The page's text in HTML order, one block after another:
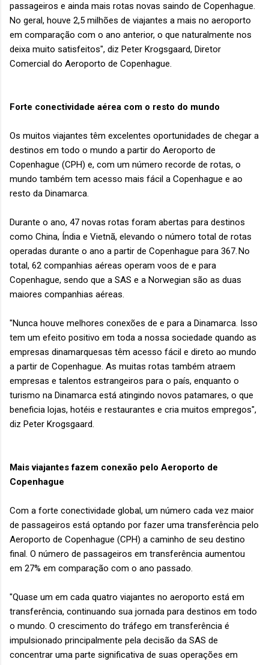
passageiros e ainda mais rotas novas saindo de Copenhague.
No geral, houve 2,5 milhões de viajantes a mais no aeroporto
em comparação com o ano anterior, o que naturalmente nos
deixa muito satisfeitos", diz Peter Krogsgaard, Diretor
Comercial do Aeroporto de Copenhague.
Forte conectividade aérea com o resto do mundo
Os muitos viajantes têm excelentes oportunidades de chegar a
destinos em todo o mundo a partir do Aeroporto de
Copenhague (CPH) e, com um número recorde de rotas, o
mundo também tem acesso mais fácil a Copenhague e ao
resto da Dinamarca.
Durante o ano, 47 novas rotas foram abertas para destinos
como China, Índia e Vietnã, elevando o número total de rotas
operadas durante o ano a partir de Copenhague para 367. No
total, 62 companhias aéreas operam voos de e para
Copenhague, sendo que a SAS e a Norwegian são as duas
maiores companhias aéreas.
"Nunca houve melhores conexões de e para a Dinamarca. Isso
tem um efeito positivo em toda a nossa sociedade quando as
empresas dinamarquesas têm acesso fácil e direto ao mundo
a partir de Copenhague. As muitas rotas também atraem
empresas e talentos estrangeiros para o país, enquanto o
turismo na Dinamarca está atingindo novos patamares, o que
beneficia lojas, hotéis e restaurantes e cria muitos empregos",
diz Peter Krogsgaard.
Mais viajantes fazem conexão pelo Aeroporto de
Copenhague
Com a forte conectividade global, um número cada vez maior
de passageiros está optando por fazer uma transferência pelo
Aeroporto de Copenhague (CPH) a caminho de seu destino
final. O número de passageiros em transferência aumentou
em 27% em comparação com o ano passado.
"Quase um em cada quatro viajantes no aeroporto está em
transferência, continuando sua jornada para destinos em todo
o mundo. O crescimento do tráfego em transferência é
impulsionado principalmente pela decisão da SAS de
concentrar uma parte significativa de suas operações em